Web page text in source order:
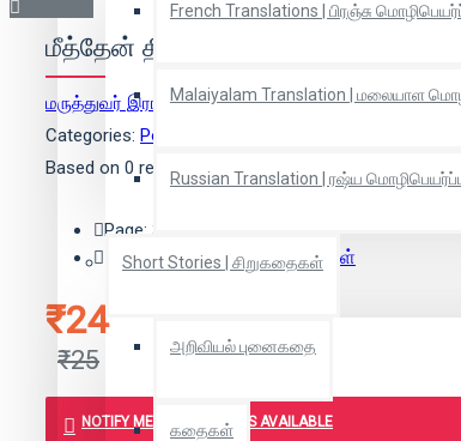
French Translations | பிரஞ்சு
Malaiyalam Translation | மலையாள
Russian Translation | ரஷ்ய
Short Stories | சிறுகதைகள்
அறிவியல் புனைகதை
கதைகள்
மீத்தேன் திட்டம்
மருத்துவர் இரா.பாரதிசெல்வன்(ஆசிரியர்)
Categories: Politics| அரசியல்
Based on 0 reviews.
- Write a review
₹24
₹25
Page: 32
Publisher: பூவுலகின் நண்பர்கள்
NOTIFY ME WHEN BOOK IS AVAILABLE